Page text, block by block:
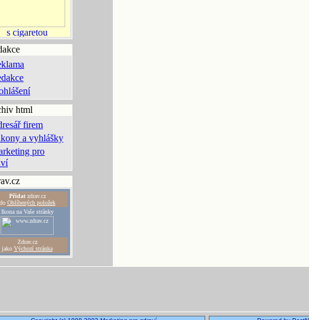
html
firem
a vyhlášky
pro
Přidatzdrav.cz
do Oblíbených položek
Ikona na Vaše stránky
Zdrav.cz
jako Výchozí stránka